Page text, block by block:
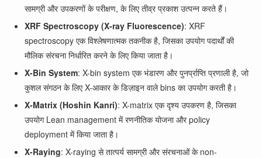
सामग्री और उपकरणों के परीक्षण, के लिए तीव्र प्रकाश उत्पन्न करते हैं।
XRF Spectroscopy (X-ray Fluorescence): XRF
spectroscopy एक विश्लेषणात्मक तकनीक है, जिसका उपयोग पदार्थों की
मौलिक संरचना निर्धारित करने के लिए किया जाता है।
X-Bin System: X-bin system एक भंडारण और पुनर्प्राप्ति प्रणाली है, जो
कुशल संगठन के लिए X-आकार के डिज़ाइन वाले bins का उपयोग करती है।
X-Matrix (Hoshin Kanri): X-matrix एक दृश्य उपकरण है, जिसका
उपयोग Lean management में रणनीतिक योजना और policy
deployment में किया जाता है।
X-Raying: X-raying से तात्पर्य सामग्री और संरचनाओं के non-